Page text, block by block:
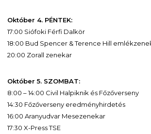
Október 4. PÉNTEK:
17:00 Siófoki Férfi Dalkör
18:00 Bud Spencer & Terence Hill
20:00 Zorall zenekar
Október 5. SZOMBAT:
8:00 – 14:00 Civil Halpiknik és Főzőverseny
14:30 Főzőverseny eredményhirdetés
16:00 Aranyudvar Mesezenekar
17:30 X-Press TSE